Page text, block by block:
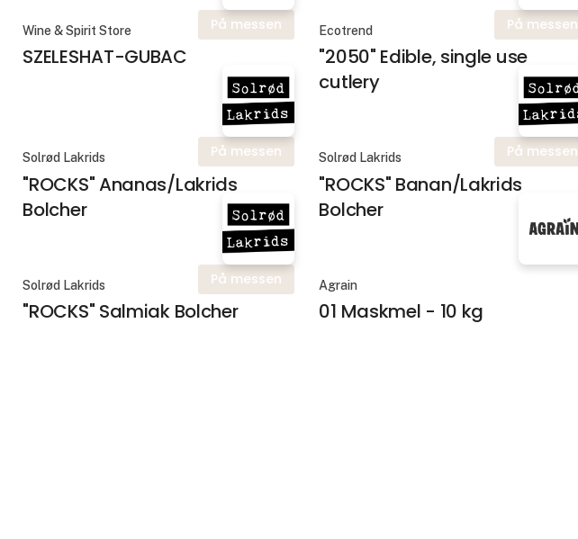
På messen
Wine & Spirit Store
SZELESHAT-GUBAC
På messen
Ecotrend
"2050" Edible, single use
cutlery
På messen
Solrød Lakrids
"ROCKS" Ananas/Lakrids
Bolcher
På messen
Solrød Lakrids
"ROCKS" Banan/Lakrids
Bolcher
På messen
Solrød Lakrids
"ROCKS" Salmiak Bolcher
Agrain
01 Maskmel - 10 kg